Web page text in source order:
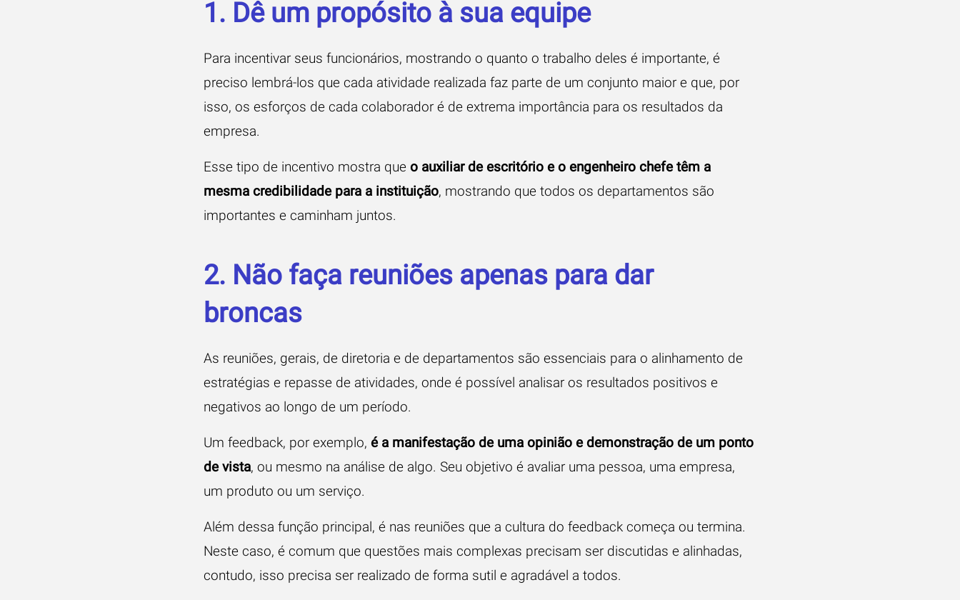
1. Dê um propósito à sua equipe
Para incentivar seus funcionários, mostrando o quanto o trabalho deles é importante, é
preciso lembrá-los que cada atividade realizada faz parte de um conjunto maior e que, por
isso, os esforços de cada colaborador é de extrema importância para os resultados da
empresa.
Esse tipo de incentivo mostra que o auxiliar de escritório e o engenheiro chefe têm a
mesma credibilidade para a instituição, mostrando que todos os departamentos são
importantes e caminham juntos.
2. Não faça reuniões apenas para dar
broncas
As reuniões, gerais, de diretoria e de departamentos são essenciais para o alinhamento de
estratégias e repasse de atividades, onde é possível analisar os resultados positivos e
negativos ao longo de um período.
Um feedback, por exemplo, é a manifestação de uma opinião e demonstração de um ponto
de vista, ou mesmo na análise de algo. Seu objetivo é avaliar uma pessoa, uma empresa,
um produto ou um serviço.
Além dessa função principal, é nas reuniões que a cultura do feedback começa ou termina.
Neste caso, é comum que questões mais complexas precisam ser discutidas e alinhadas,
contudo, isso precisa ser realizado de forma sutil e agradável a todos.